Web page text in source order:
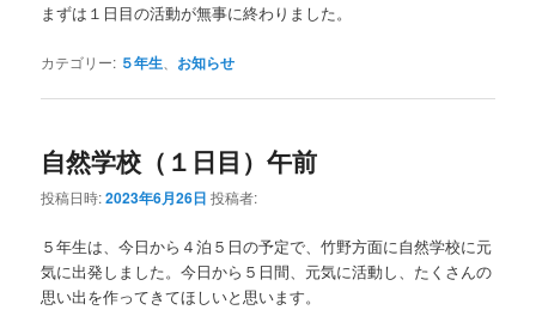
まずは１日目の活動が無事に終わりました。
カテゴリー: ５年生 お知らせ
自然学校（１日目）午前
投稿日時:2023年6月26日 投稿者:
５年生は、今日から４泊５日の予定で、竹野方面に自然学校に元
気に出発しました。今日から５日間、元気に活動し、たくさんの
思い出を作ってきてほしいと思います。